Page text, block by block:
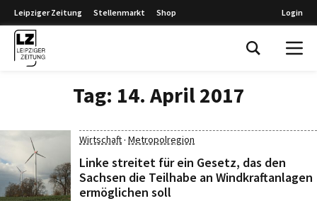
Leipziger Zeitung Stellenmarkt Shop Login
Tag: 14. April 2017
Wirtschaft· Metropolregion
Linke streitet für ein Gesetz, das den
Sachsen die Teilhabe an Windkraftanlagen
ermöglichen soll